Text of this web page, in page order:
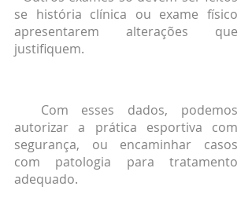
se história clínica ou exame físico
apresentarem alterações que
justifiquem.
autorizar a prática esportiva com
segurança, ou encaminhar casos
com patologia para tratamento
adequado.